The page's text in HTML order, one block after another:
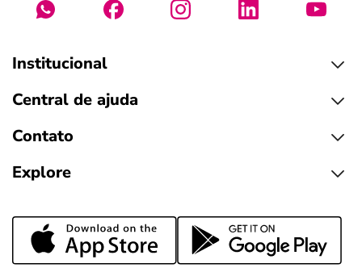
Institucional
Central de ajuda
Contato
Explore